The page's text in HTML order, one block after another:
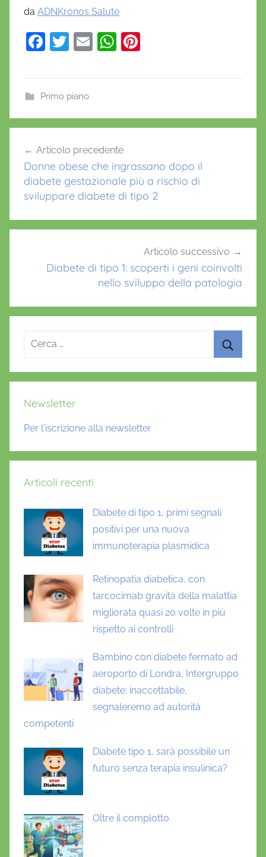
da ADNKronos Salute
F
e
b
o
k
T
er
E
W
A
p
st
Primo piano
articoli
Articolo precedente
Donne obese che ingrassano dopo il
diabete gestazionale più a rischio di
sviluppare diabete di tipo 2
Articolo successivo
Diabete di tipo 1: scoperti i geni coinvolti
nello sviluppo della patologia
Ricerca
Newsletter
Per l'iscrizione alla newsletter
Articoli recenti
Diabete di tipo 1, primi segnali
positivi per una nuova
immunoterapia plasmidica
Retinopatia diabetica, con
tarcocimab gravità della malattia
migliorata quasi 20 volte in più
rispetto ai controlli
Bambino con diabete fermato ad
aeroporto di Londra, Intergruppo
diabete: inaccettabile,
segnaleremo ad autorità
competenti
Diabete tipo 1, sarà possibile un
futuro senza terapia insulinica?
Oltre il complotto